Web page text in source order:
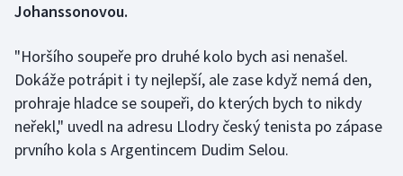
Golf
Gymnastika
Házená
Jezdectví
Johanssonovou.
"Horšího soupeře pro druhé kolo bych asi nenašel.
Dokáže potrápit i ty nejlepší, ale zase když nemá den,
prohraje hladce se soupeři, do kterých bych to nikdy
neřekl," uvedl na adresu Llodry český tenista po zápase
prvního kola s Argentincem Dudim Selou.